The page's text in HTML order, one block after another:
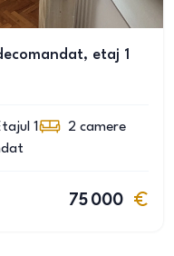
etaj 1
1 2 camere
75 000